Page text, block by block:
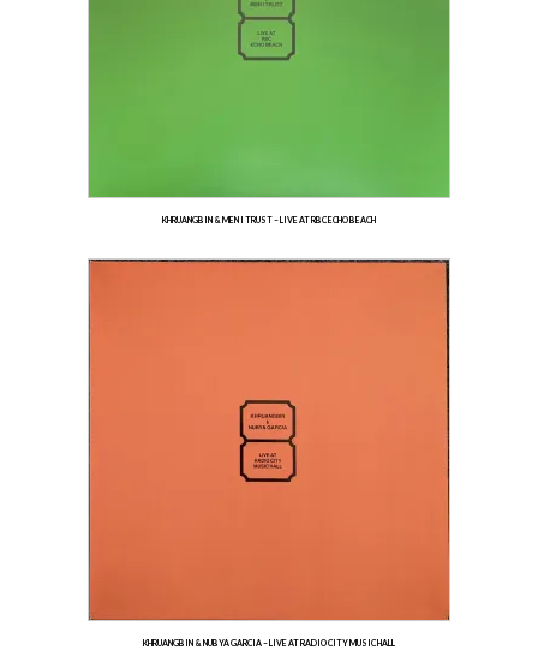
KHRUANGBIN & MEN I TRUST – LIVE AT RBC ECHO BEACH
KHRUANGBIN & NUBYA GARCIA – LIVE AT RADIO CITY MUSIC HALL